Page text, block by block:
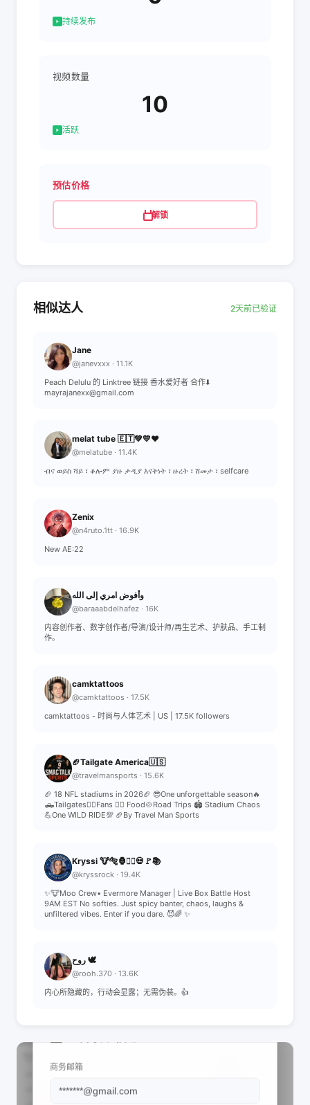
持续发布
视频数量
10
活跃
预估价格
解锁
相似达人 2天前已验证
Jane
@janevxxx · 11.1K
Peach Delulu 的 Linktree 链接 香水爱好者 合作⬇️
mayrajanexx@gmail.com
melat tube 🇪🇹💚💛❤️
@melatube · 11.4K
ብና ወይስ ሻይ ፣ ቆሎም ያዙ ታዲያ እናትነት ፣ ዙረት ፣ ሸመታ ፣ selfcare
Zenix
@n4ruto.1tt · 16.9K
New AE:22
وأفوض امري إلى الله
@baraaabdelhafez · 16K
内容创作者、数字创作者/导演/设计师/再生艺术、护肤品、手工制
作。
camktattoos
@camktattoos · 17.5K
camktattoos - 时尚与人体艺术 | US | 17.5K followers
🏈Tailgate America🇺🇸
@travelmansports · 15.6K
🏈 18 NFL stadiums in 2026🏈 😎One unforgettable season🔥
🛻Tailgates🧛‍♀️Fans 🧛‍♂️ Food🍲Road Trips 🏟 Stadium Chaos
💪One WILD RIDE💯 🏈By Travel Man Sports
Kryssi 🐮🐅🦍🏴‍☠️💀🚩📚
@kryssrock · 19.4K
✨🐮Moo Crew• Evermore Manager | Live Box Battle Host
9AM EST No softies. Just spicy banter, chaos, laughs &
unfiltered vibes. Enter if you dare. 😈🌈 ✨
روح 🕊️
@rooh.370 · 13.6K
内心所隐藏的，行动会显露；无需伪装。👍
商务邮箱